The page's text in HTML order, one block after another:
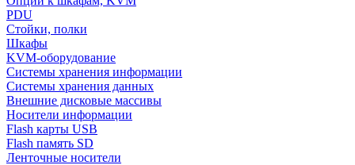
PDU
Стойки, полки
Шкафы
KVM-оборудование
Системы хранения информации
Системы хранения данных
Внешние дисковые массивы
Носители информации
Flash карты USB
Flash память SD
Ленточные носители